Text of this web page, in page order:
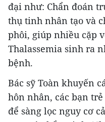
đại như: Chẩn đoán
thụ tinh nhân tạo và
phôi, giúp nhiều cặp
Thalassemia sinh ra
bệnh.
Bác sỹ Toàn khuyến
hôn nhân, các bạn
để sàng lọc nguy cơ